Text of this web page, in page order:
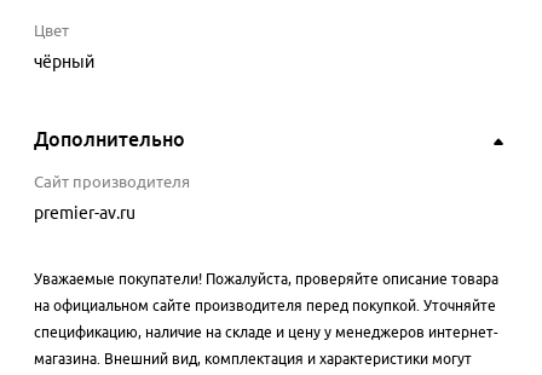
Цвет
чёрный
Дополнительно
Сайт производителя
premier-av.ru
Уважаемые покупатели! Пожалуйста, проверяйте описание товара
на официальном сайте производителя перед покупкой. Уточняйте
спецификацию, наличие на складе и цену у менеджеров интернет-
магазина. Внешний вид, комплектация и характеристики могут